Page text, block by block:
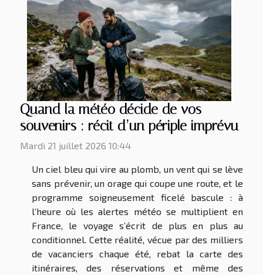
Quand la météo décide de vos
souvenirs : récit d’un périple imprévu
Mardi 21 juillet 2026 10:44
Un ciel bleu qui vire au plomb, un vent qui se lève
sans prévenir, un orage qui coupe une route, et le
programme soigneusement ficelé bascule : à
l’heure où les alertes météo se multiplient en
France, le voyage s’écrit de plus en plus au
conditionnel. Cette réalité, vécue par des milliers
de vacanciers chaque été, rebat la carte des
itinéraires, des réservations et même des